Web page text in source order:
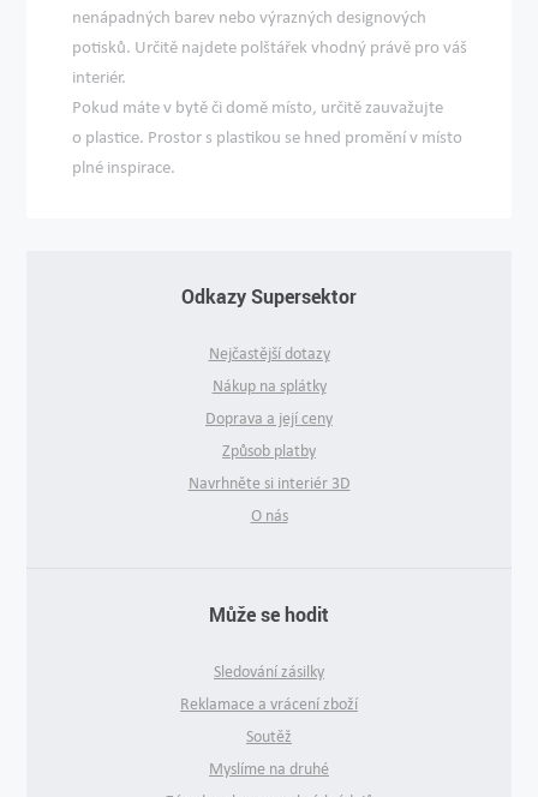
nenápadných barev nebo výrazných designových
potisků. Určitě najdete polštářek vhodný právě pro váš
interiér.
Pokud máte v bytě či domě místo, určitě zauvažujte
o plastice. Prostor s plastikou se hned promění v místo
plné inspirace.
Odkazy Supersektor
Nejčastější dotazy
Nákup na splátky
Doprava a její ceny
Způsob platby
Navrhněte si interiér 3D
O nás
Může se hodit
Sledování zásilky
Reklamace a vrácení zboží
Soutěž
Myslíme na druhé